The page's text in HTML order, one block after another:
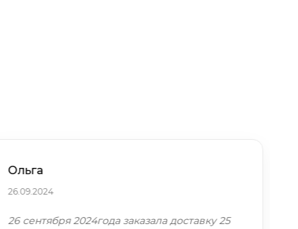
Ольга
26.09.2024
26 сентября 2024года заказала доставку 25